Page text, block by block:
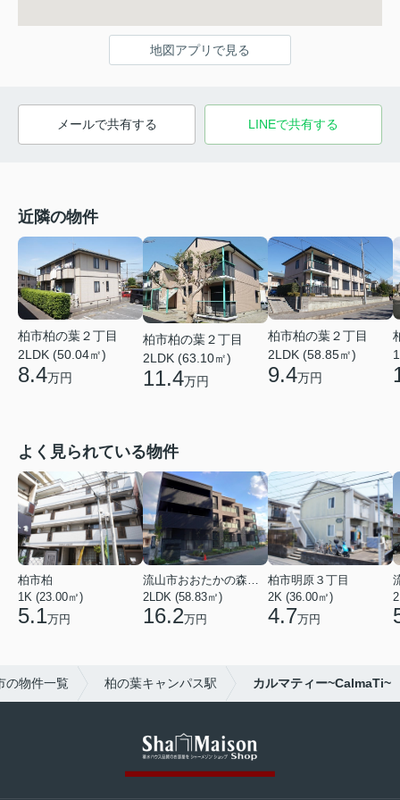
地図アプリで見る
メールで共有する LINEで共有する
近隣の物件
柏市柏の葉２丁目
2LDK (50.04㎡)
8.4万円
柏市柏の葉２丁目
2LDK (63.10㎡)
11.4万円
柏市柏の葉２丁目
2LDK (58.85㎡)
9.4万円
よく見られている物件
柏市柏
1K (23.00㎡)
5.1万円
2LDK (58.83㎡)
16.2万円
柏市明原３丁目
2K (36.00㎡)
4.7万円
の物件一覧 柏の葉キャンパス駅 カルマティー~CalmaTi~